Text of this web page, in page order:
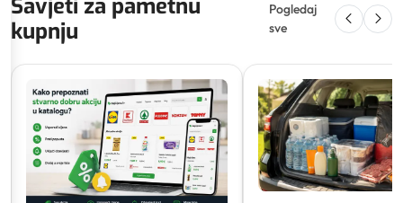
Savjeti za pametnu
kupnju
Pogledaj
sve